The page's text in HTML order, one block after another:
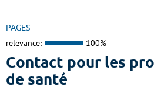
PAGES
relevance: 100%
Contact pour les
de santé